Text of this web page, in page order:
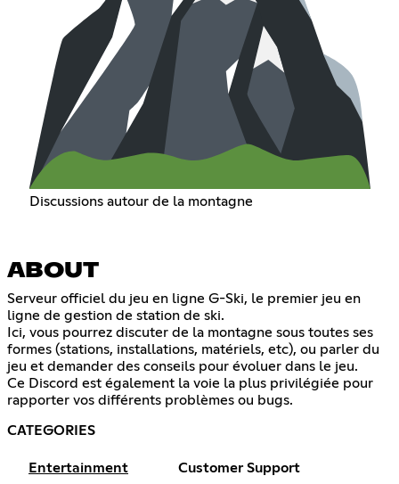
Discussions autour de la montagne
ABOUT
Serveur officiel du jeu en ligne G-Ski, le premier jeu en
ligne de gestion de station de ski.
Ici, vous pourrez discuter de la montagne sous toutes ses
formes (stations, installations, matériels, etc), ou parler du
jeu et demander des conseils pour évoluer dans le jeu.
Ce Discord est également la voie la plus privilégiée pour
rapporter vos différents problèmes ou bugs.
CATEGORIES
Entertainment Customer Support